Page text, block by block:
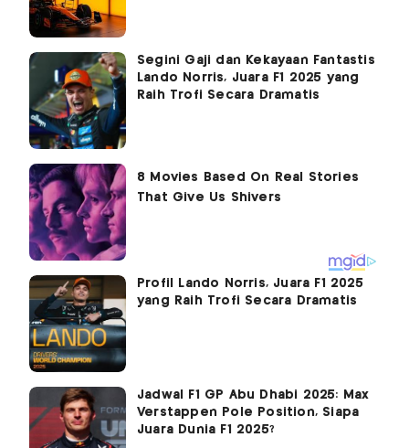
Segini Gaji dan Kekayaan Fantastis
Lando Norris, Juara F1 2025 yang
Raih Trofi Secara Dramatis
Profil Lando Norris, Juara F1 2025
yang Raih Trofi Secara Dramatis
Jadwal F1 GP Abu Dhabi 2025: Max
Verstappen Pole Position, Siapa
Juara Dunia F1 2025?